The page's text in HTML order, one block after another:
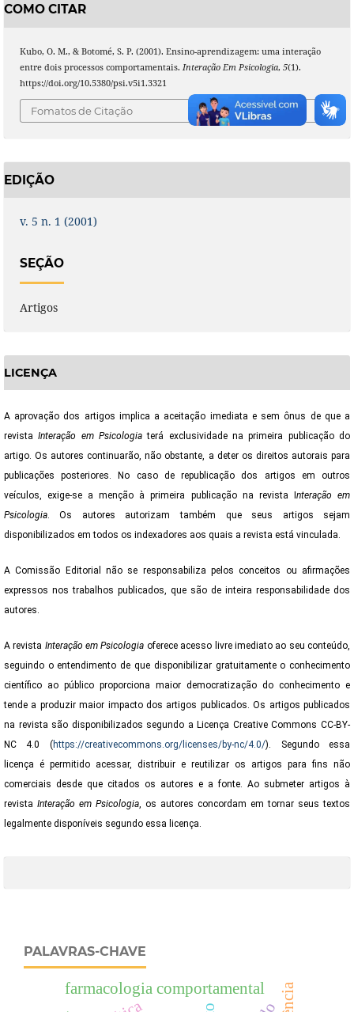
COMO CITAR
Kubo, O. M., & Botomé, S. P. (2001). Ensino-aprendizagem: uma interação
entre dois processos comportamentais. Interação Em Psicologia, 5(1).
https://doi.org/10.5380/psi.v5i1.3321
Fomatos de Citação
EDIÇÃO
v. 5 n. 1 (2001)
SEÇÃO
Artigos
LICENÇA
A aprovação dos artigos implica a aceitação imediata e sem ônus de que a
revistaInteração em Psicologia terá exclusividade na primeira publicação do
artigo. Os autores continuarão, não obstante, a deter os direitos autorais para
publicações posteriores. No caso de republicação dos artigos em outros
veículos, exige-se a menção à primeira publicação na revista I nteração em
Psicologia. Os autores autorizam também que seus artigos sejam
disponibilizados em todos os indexadores aos quais a revista está vinculada.
A Comissão Editorial não se responsabiliza pelos conceitos ou afirmações
expressos nos trabalhos publicados, que são de inteira responsabilidade dos
autores.
A revista Interação em Psicologia oferece acesso livre imediato ao seu conteúdo,
seguindo o entendimento de que disponibilizar gratuitamente o conhecimento
científico ao público proporciona maior democratização do conhecimento e
tende a produzir maior impacto dos artigos publicados. Os artigos publicados
na revista são disponibilizados segundo a Licença Creative Commons CC-BY-
NC 4.0 (https://creativecommons.org/licenses/by-nc/4.0/). Segundo essa
licença é permitido acessar, distribuir e reutilizar os artigos para fins não
comerciais desde que citados os autores e a fonte. Ao submeter artigos à
revista Interação em Psicologia, os autores concordam em tornar seus textos
legalmente disponíveis segundo essa licença.
PALAVRAS-CHAVE
farmacologia comportamental